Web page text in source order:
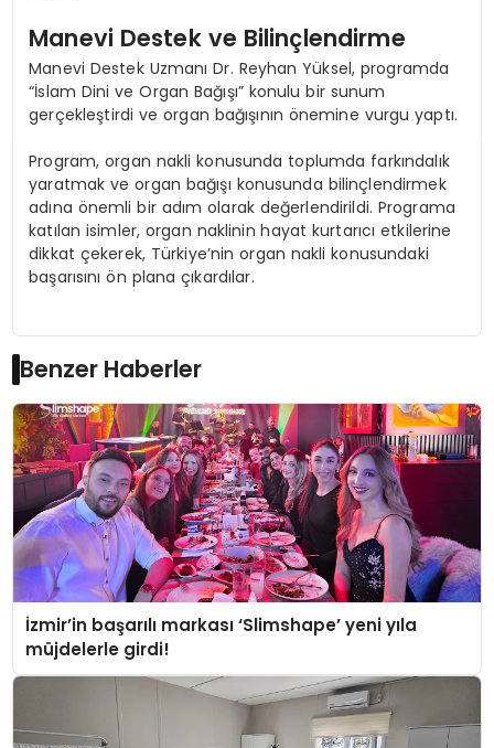
Manevi Destek ve Bilinçlendirme
Manevi Destek Uzmanı Dr. Reyhan Yüksel, programda
“İslam Dini ve Organ Bağışı” konulu bir sunum
gerçekleştirdi ve organ bağışının önemine vurgu yaptı.
Program, organ nakli konusunda toplumda farkındalık
yaratmak ve organ bağışı konusunda bilinçlendirmek
adına önemli bir adım olarak değerlendirildi. Programa
katılan isimler, organ naklinin hayat kurtarıcı etkilerine
dikkat çekerek, Türkiye’nin organ nakli konusundaki
başarısını ön plana çıkardılar.
Benzer Haberler
İzmir’in başarılı markası ‘Slimshape’ yeni yıla
müjdelerle girdi!